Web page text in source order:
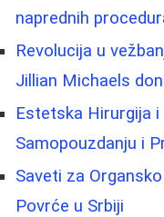
naprednih
Revolucija u
Jillian Michaels
Estetska Hirurgija
Samopouzdanju i
Saveti za
Povrće u Srbiji